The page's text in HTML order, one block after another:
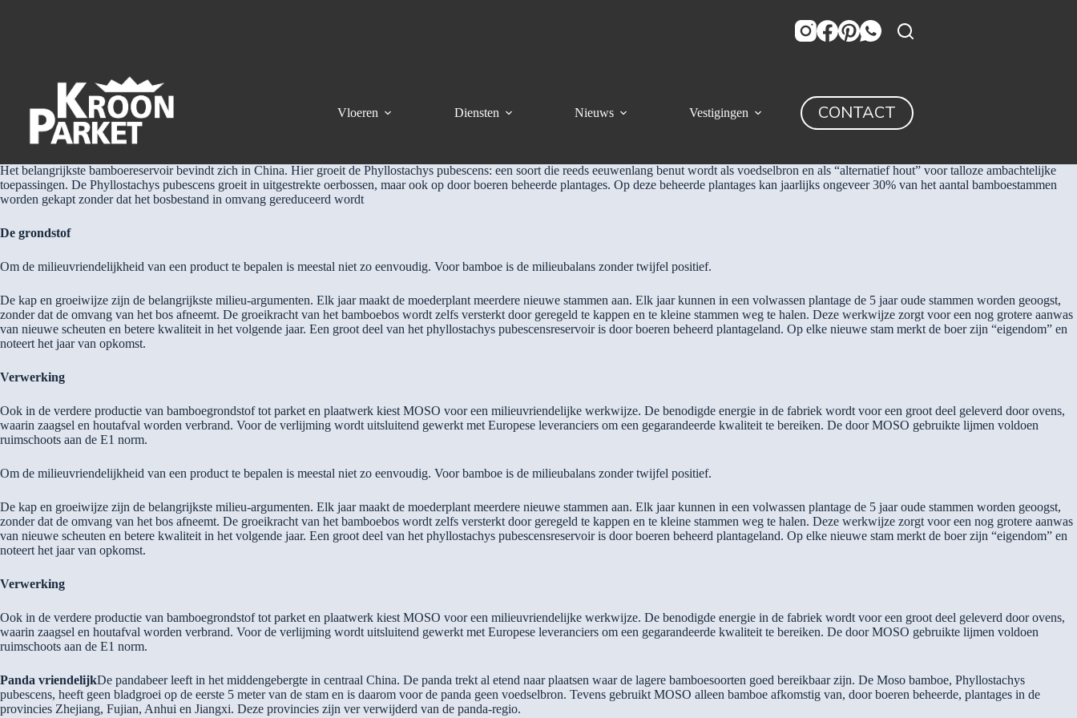
Vloeren Diensten Nieuws Vestigingen CONTACT
Één van de grootste problemen der mensheid is de ongelimiteerde exploitatie van de natuurlijke hulpbronnen op aarde. Eén van die bronnen is het hardhout van met name de tropische houtsoorten.
Bamboe biedt een zinvol alternatief: geen boom, maar een “grassoort” dat verhout en razendsnel groeit. In het groeiseizoen behaalt de ‘power’plant 30 cm tot 50 cm per dag. Wereldwijd bestaan er meer dan 1300
bamboesoorten: de “reuzenbamboe” echter kan men alleen vinden in (sub-)tropische klimaatzones.
Het belangrijkste bamboereservoir bevindt zich in China. Hier groeit de Phyllostachys pubescens: een soort die reeds eeuwenlang benut wordt als voedselbron en als “alternatief hout” voor talloze ambachtelijke
toepassingen. De Phyllostachys pubescens groeit in uitgestrekte oerbossen, maar ook op door boeren beheerde plantages. Op deze beheerde plantages kan jaarlijks ongeveer 30% van het aantal bamboestammen
worden gekapt zonder dat het bosbestand in omvang gereduceerd wordt
De grondstof
Om de milieuvriendelijkheid van een product te bepalen is meestal niet zo eenvoudig. Voor bamboe is de milieubalans zonder twijfel positief.
De kap en groeiwijze zijn de belangrijkste milieu-argumenten. Elk jaar maakt de moederplant meerdere nieuwe stammen aan. Elk jaar kunnen in een volwassen plantage de 5 jaar oude stammen worden geoogst,
zonder dat de omvang van het bos afneemt. De groeikracht van het bamboebos wordt zelfs versterkt door geregeld te kappen en te kleine stammen weg te halen. Deze werkwijze zorgt voor een nog grotere aanwas
van nieuwe scheuten en betere kwaliteit in het volgende jaar. Een groot deel van het phyllostachys pubescensreservoir is door boeren beheerd plantageland. Op elke nieuwe stam merkt de boer zijn “eigendom” en
noteert het jaar van opkomst.
Verwerking
Ook in de verdere productie van bamboegrondstof tot parket en plaatwerk kiest MOSO voor een milieuvriendelijke werkwijze. De benodigde energie in de fabriek wordt voor een groot deel geleverd door ovens,
waarin zaagsel en houtafval worden verbrand. Voor de verlijming wordt uitsluitend gewerkt met Europese leveranciers om een gegarandeerde kwaliteit te bereiken. De door MOSO gebruikte lijmen voldoen
ruimschoots aan de E1 norm.
Om de milieuvriendelijkheid van een product te bepalen is meestal niet zo eenvoudig. Voor bamboe is de milieubalans zonder twijfel positief.
De kap en groeiwijze zijn de belangrijkste milieu-argumenten. Elk jaar maakt de moederplant meerdere nieuwe stammen aan. Elk jaar kunnen in een volwassen plantage de 5 jaar oude stammen worden geoogst,
zonder dat de omvang van het bos afneemt. De groeikracht van het bamboebos wordt zelfs versterkt door geregeld te kappen en te kleine stammen weg te halen. Deze werkwijze zorgt voor een nog grotere aanwas
van nieuwe scheuten en betere kwaliteit in het volgende jaar. Een groot deel van het phyllostachys pubescensreservoir is door boeren beheerd plantageland. Op elke nieuwe stam merkt de boer zijn “eigendom” en
noteert het jaar van opkomst.
Verwerking
Ook in de verdere productie van bamboegrondstof tot parket en plaatwerk kiest MOSO voor een milieuvriendelijke werkwijze. De benodigde energie in de fabriek wordt voor een groot deel geleverd door ovens,
waarin zaagsel en houtafval worden verbrand. Voor de verlijming wordt uitsluitend gewerkt met Europese leveranciers om een gegarandeerde kwaliteit te bereiken. De door MOSO gebruikte lijmen voldoen
ruimschoots aan de E1 norm.
Panda vriendelijkDe pandabeer leeft in het middengebergte in centraal China. De panda trekt al etend naar plaatsen waar de lagere bamboesoorten goed bereikbaar zijn. De Moso bamboe, Phyllostachys
pubescens, heeft geen bladgroei op de eerste 5 meter van de stam en is daarom voor de panda geen voedselbron. Tevens gebruikt MOSO alleen bamboe afkomstig van, door boeren beheerde, plantages in de
provincies Zhejiang, Fujian, Anhui en Jiangxi. Deze provincies zijn ver verwijderd van de panda-regio.